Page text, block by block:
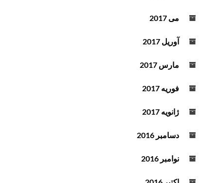
می 2017
آوریل 2017
مارس 2017
فوریه 2017
ژانویه 2017
دسامبر 2016
نوامبر 2016